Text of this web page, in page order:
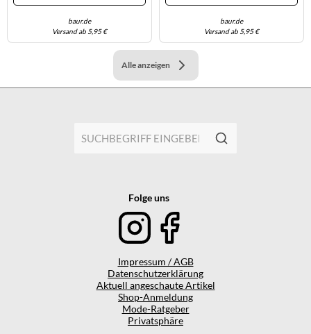
baur.de
Versand ab 5,95 €
baur.de
Versand ab 5,95 €
Alle anzeigen
Folge uns
Impressum / AGB
Datenschutzerklärung
Aktuell angeschaute Artikel
Shop-Anmeldung
Mode-Ratgeber
Privatsphäre